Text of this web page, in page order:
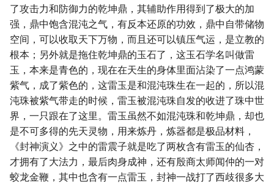
了攻击力和防御力的乾坤鼎，其辅助作用得到了极大的加
强，鼎中饱含混沌之气，有反本还原的功效，鼎中自带储物
空间，可以收取天下万物，而且还可以镇压气运，是立教的
根本；另外就是拖住乾坤鼎的玉石了，这玉石学名叫做雷
玉，本来是青色的，现在在天生的身体里面沾染了一点鸿蒙
紫气，成了紫色的，这雷玉是和混沌珠生在一起的，所以混
沌珠被紫气带走的时候，雷玉被混沌珠自发的收进了珠中世
界，一只跟在了这里。雷玉虽然不如混沌珠和乾坤鼎，却也
是不可多得的先天灵物，用来炼丹，炼器都是极品材料，
《封神演义》之中的雷震子就是吃了两枚含有雷玉的仙杏，
才拥有了大法力，最后肉身成神，还有殷商太师闻仲的一对
蛟龙金鞭，其中也含有一点雷玉，封神一战打了西歧很多大